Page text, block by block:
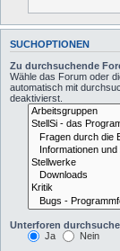
SUCHOPTIONEN
Zu durchsuchende
Wähle das Forum oder
automatisch mit
deaktivierst.
Unterforen
Ja
Nein